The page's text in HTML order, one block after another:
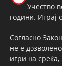
Учество
години. Играј
Согласно
не е
игри на среќа,